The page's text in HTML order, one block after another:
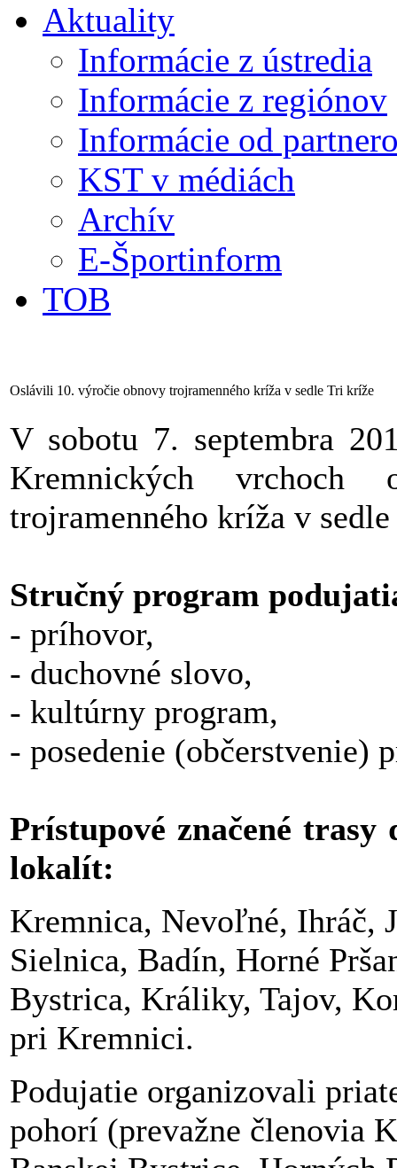
Aktuality
Informácie z ústredia
Informácie z regiónov
Informácie od
KST v médiách
Archív
E-Športinform
TOB
Oslávili 10. výročie obnovy trojramenného kríža v sedle Tri kríže
V sobotu 7. septembra
Kremnických
trojramenného kríža v
Stručný program
- príhovor,
- duchovné slovo,
- kultúrny program,
- posedenie (občerstvenie)
Prístupové značené
lokalít:
Kremnica, Nevoľné, Ihráč,
Sielnica, Badín, Horné
Bystrica, Králiky, Tajov,
pri Kremnici.
Podujatie organizovali
pohorí (prevažne členovia